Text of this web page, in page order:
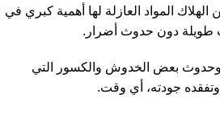
المواد العازلة لها أهمية كبري في
طويلة دون حدوث أضرار.
وحدوث بعض الخدوش والكسور التي
جودته، أي وقت.